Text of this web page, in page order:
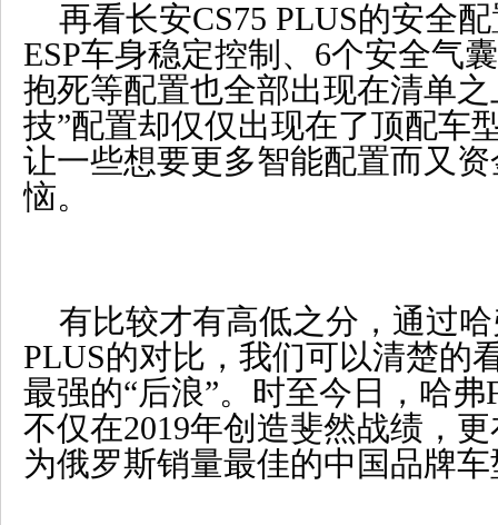
再看长安CS75 PLUS的安全
ESP车身稳定控制、6个安全气
抱死等配置也全部出现在清单
技”配置却仅仅出现在了顶配车
让一些想要更多智能配置而又
恼。
有比较才有高低之分，通过哈
PLUS的对比，我们可以清楚的
最强的“后浪”。时至今日，哈
不仅在2019年创造斐然战绩，
为俄罗斯销量最佳的中国品牌